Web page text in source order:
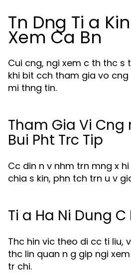
Tn Dng Ti a
Xem Ca Bn
Cui cng, ngi xem c th thc s
khi bit cch tham gia vo
mi thng tin.
Tham Gia Vi Cng
Bui Pht Trc Tip
Cc din n v nhm trn mng x
chia s kin, phn tch trn u v
Ti a Ha Ni Dung C
Thc hin vic theo di cc ti liu,
thc lin quan n g gip ngi
tr chi.